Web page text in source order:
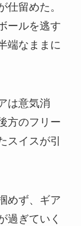
仕留めた。
ールを逃す
端なままに
は意気消
方のフリー
スイスが引
めず、ギア
過ぎていく